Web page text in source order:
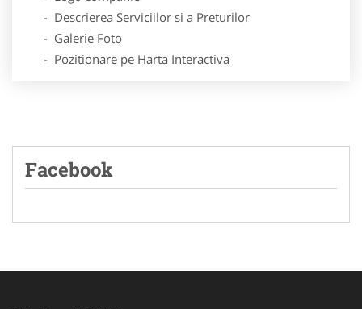
- Descrierea Serviciilor si a Preturilor
- Galerie Foto
- Pozitionare pe Harta Interactiva
Facebook